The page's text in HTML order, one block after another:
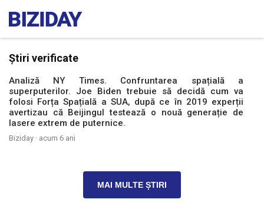
Știri verificate
Analiză NY Times. Confruntarea spațială a
superputerilor. Joe Biden trebuie să decidă cum va
folosi Forța Spațială a SUA, după ce în 2019 experții
avertizau că Beijingul testează o nouă generație de
lasere extrem de puternice.
Biziday · acum 6 ani
MAI MULTE ȘTIRI